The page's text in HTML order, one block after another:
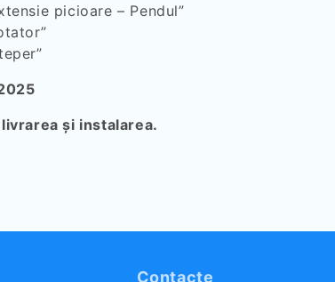
picioare – Pendul”
și instalarea.
Contacte